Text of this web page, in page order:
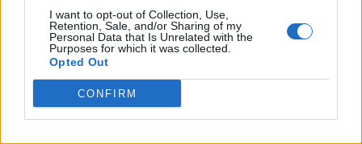
I want to opt-out of Collection, Use,
Retention, Sale, and/or Sharing of my
Personal Data that Is Unrelated with the
Purposes for which it was collected.
Opted Out
CONFIRM
TI POTREBBE INTERESSARE